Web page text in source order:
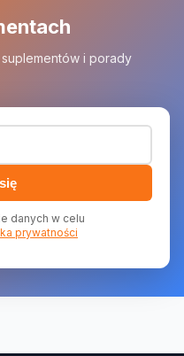
i porady
danych w celu
prywatności